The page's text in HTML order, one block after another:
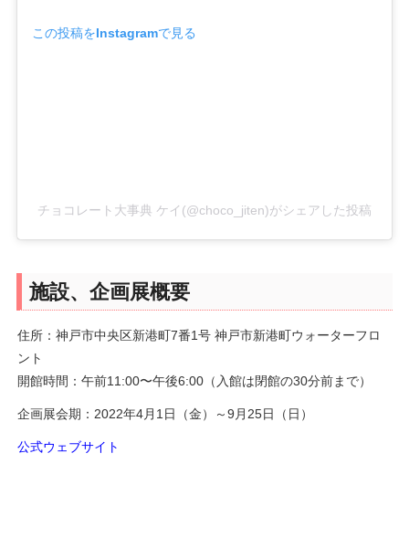
この投稿をInstagramで見る
チョコレート大事典 ケイ(@choco_jiten)がシェアした投稿
施設、企画展概要
住所：神戸市中央区新港町7番1号 神戸市新港町ウォーターフロ
ント
開館時間：午前11:00〜午後6:00（入館は閉館の30分前まで）
企画展会期：2022年4月1日（金）～9月25日（日）
公式ウェブサイト